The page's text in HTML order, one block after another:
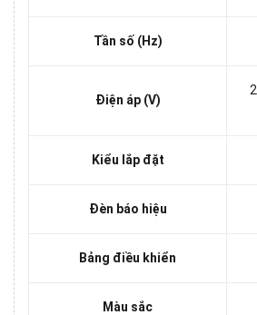
Tần số (Hz)
Điện áp (V)
Kiểu lắp đặt
Đèn báo hiệu
Bảng điều khiển
Màu sắc